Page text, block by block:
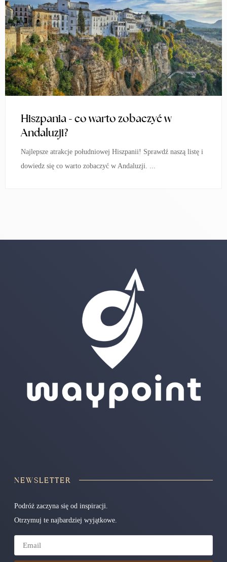
Hiszpania - co warto zobaczyć w
Andaluzji?
Najlepsze atrakcje południowej Hiszpanii! Sprawdź naszą listę i
dowiedz się co warto zobaczyć w Andaluzji. ...
NEWSLETTER
Podróż zaczyna się od inspiracji.
Otrzymuj te najbardziej wyjątkowe.